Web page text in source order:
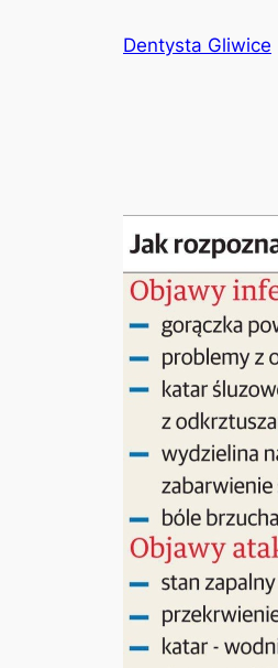
Dentysta Gliwice